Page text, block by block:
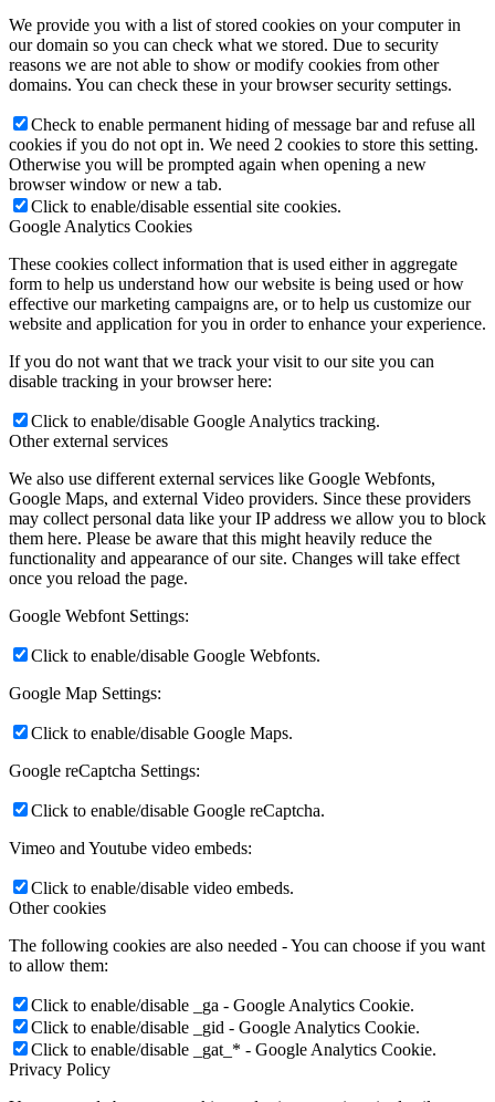
We provide you with a list of stored cookies on your computer in
our domain so you can check what we stored. Due to security
reasons we are not able to show or modify cookies from other
domains. You can check these in your browser security settings.
Check to enable permanent hiding of message bar and refuse all
cookies if you do not opt in. We need 2 cookies to store this setting.
Otherwise you will be prompted again when opening a new
browser window or new a tab.
Click to enable/disable essential site cookies.
Google Analytics Cookies
These cookies collect information that is used either in aggregate
form to help us understand how our website is being used or how
effective our marketing campaigns are, or to help us customize our
website and application for you in order to enhance your experience.
If you do not want that we track your visit to our site you can
disable tracking in your browser here:
Click to enable/disable Google Analytics tracking.
Other external services
We also use different external services like Google Webfonts,
Google Maps, and external Video providers. Since these providers
may collect personal data like your IP address we allow you to block
them here. Please be aware that this might heavily reduce the
functionality and appearance of our site. Changes will take effect
once you reload the page.
Google Webfont Settings:
Click to enable/disable Google Webfonts.
Google Map Settings:
Click to enable/disable Google Maps.
Google reCaptcha Settings:
Click to enable/disable Google reCaptcha.
Vimeo and Youtube video embeds:
Click to enable/disable video embeds.
Other cookies
The following cookies are also needed - You can choose if you want
to allow them:
Click to enable/disable _ga - Google Analytics Cookie.
Click to enable/disable _gid - Google Analytics Cookie.
Click to enable/disable _gat_* - Google Analytics Cookie.
Privacy Policy